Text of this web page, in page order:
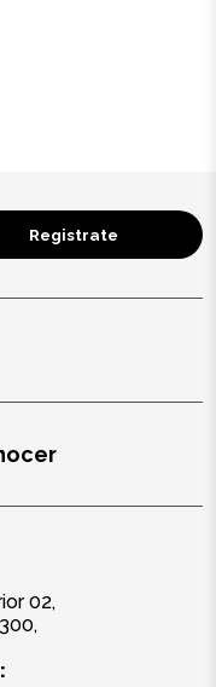
Registrate
02,